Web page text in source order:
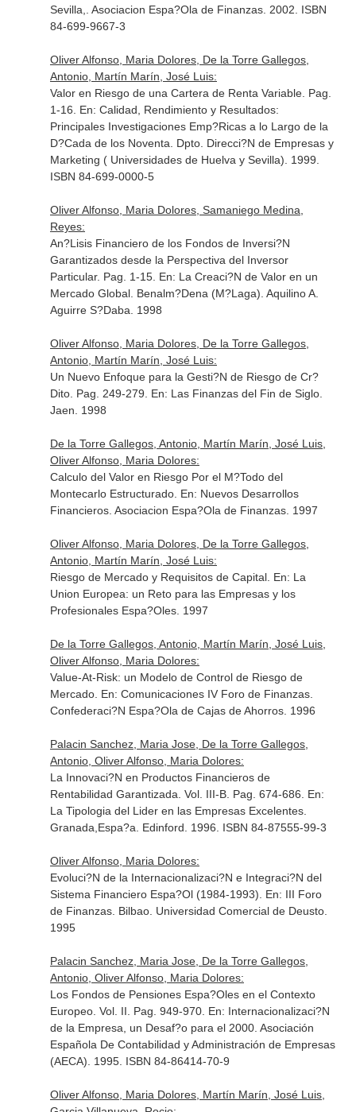
Sevilla,. Asociacion Espa?Ola de Finanzas. 2002. ISBN
84-699-9667-3
Oliver Alfonso, Maria Dolores, De la Torre Gallegos,
Antonio, Martín Marín, José Luis:
Valor en Riesgo de una Cartera de Renta Variable. Pag.
1-16. En: Calidad, Rendimiento y Resultados:
Principales Investigaciones Emp?Ricas a lo Largo de la
D?Cada de los Noventa . Dpto. Direcci?N de Empresas y
Marketing ( Universidades de Huelva y Sevilla). 1999.
ISBN 84-699-0000-5
Oliver Alfonso, Maria Dolores, Samaniego Medina,
Reyes:
An?Lisis Financiero de los Fondos de Inversi?N
Garantizados desde la Perspectiva del Inversor
Particular. Pag. 1-15. En: La Creaci?N de Valor en un
Mercado Global. Benalm?Dena (M?Laga). Aquilino A.
Aguirre S?Daba. 1998
Oliver Alfonso, Maria Dolores, De la Torre Gallegos,
Antonio, Martín Marín, José Luis:
Un Nuevo Enfoque para la Gesti?N de Riesgo de Cr?
Dito. Pag. 249-279. En: Las Finanzas del Fin de Siglo.
Jaen. 1998
De la Torre Gallegos, Antonio, Martín Marín, José Luis,
Oliver Alfonso, Maria Dolores:
Calculo del Valor en Riesgo Por el M?Todo del
Montecarlo Estructurado. En: Nuevos Desarrollos
Financieros. Asociacion Espa?Ola de Finanzas. 1997
Oliver Alfonso, Maria Dolores, De la Torre Gallegos,
Antonio, Martín Marín, José Luis:
Riesgo de Mercado y Requisitos de Capital. En: La
Union Europea: un Reto para las Empresas y los
Profesionales Espa?Oles. 1997
De la Torre Gallegos, Antonio, Martín Marín, José Luis,
Oliver Alfonso, Maria Dolores:
Value-At-Risk: un Modelo de Control de Riesgo de
Mercado. En: Comunicaciones IV Foro de Finanzas.
Confederaci?N Espa?Ola de Cajas de Ahorros. 1996
Palacin Sanchez, Maria Jose, De la Torre Gallegos,
Antonio, Oliver Alfonso, Maria Dolores:
La Innovaci?N en Productos Financieros de
Rentabilidad Garantizada. Vol. III-B. Pag. 674-686. En:
La Tipologia del Lider en las Empresas Excelentes.
Granada,Espa?a. Edinford. 1996. ISBN 84-87555-99-3
Oliver Alfonso, Maria Dolores:
Evoluci?N de la Internacionalizaci?N e Integraci?N del
Sistema Financiero Espa?Ol (1984-1993). En: III Foro
de Finanzas. Bilbao. Universidad Comercial de Deusto.
1995
Palacin Sanchez, Maria Jose, De la Torre Gallegos,
Antonio, Oliver Alfonso, Maria Dolores:
Los Fondos de Pensiones Espa?Oles en el Contexto
Europeo. Vol. II. Pag. 949-970. En: Internacionalizaci?N
de la Empresa, un Desaf?o para el 2000. Asociación
Española De Contabilidad y Administración de Empresas
(AECA). 1995. ISBN 84-86414-70-9
Oliver Alfonso, Maria Dolores, Martín Marín, José Luis,